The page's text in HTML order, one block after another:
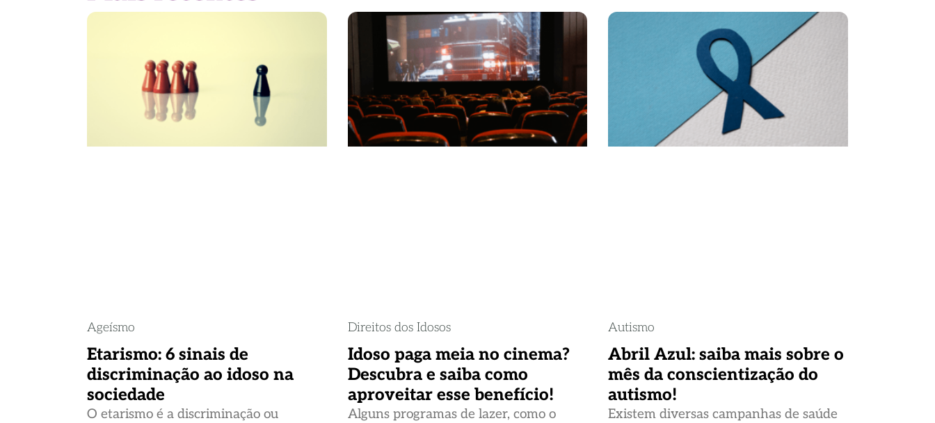
Ageísmo
Etarismo: 6 sinais de
discriminação ao idoso na
sociedade
O etarismo é a discriminação ou
Direitos dos Idosos
Idoso paga meia no cinema?
Descubra e saiba como
aproveitar esse benefício!
Alguns programas de lazer, como o
Autismo
Abril Azul: saiba mais sobre o
mês da conscientização do
autismo!
Existem diversas campanhas de saúde